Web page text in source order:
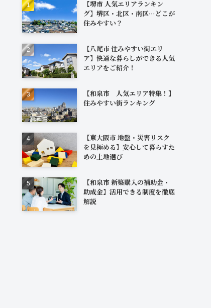
【堺市 人気エリアランキン
グ】堺区・北区・南区…どこが
住みやすい？
【八尾市 住みやすい街エリ
ア】快適な暮らしができる人気
エリアをご紹介！
【和泉市 人気エリア特集！】
住みやすい街ランキング
【東大阪市 地盤・災害リスク
を見極める】安心して暮らすた
めの土地選び
【和泉市 新築購入の補助金・
助成金】活用できる制度を徹底
解説